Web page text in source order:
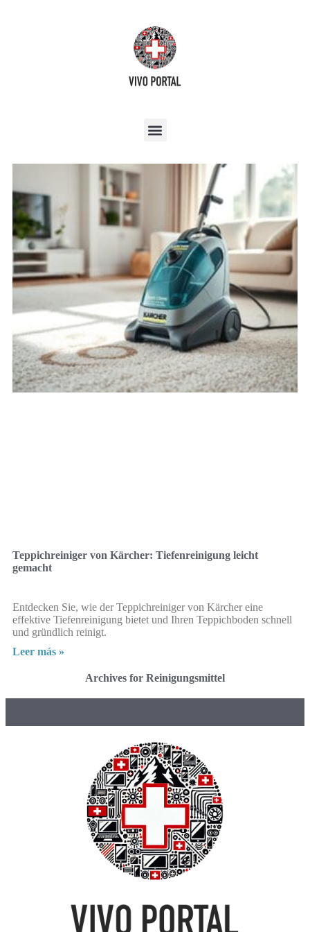
Teppichreiniger von Kärcher: Tiefenreinigung leicht
gemacht
Entdecken Sie, wie der Teppichreiniger von Kärcher eine
effektive Tiefenreinigung bietet und Ihren Teppichboden schnell
und gründlich reinigt.
Leer más »
Archives for Reinigungsmittel